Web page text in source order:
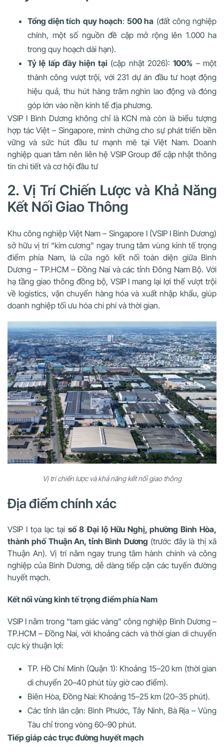
Tổng diện tích quy hoạch:500 ha (đất công nghiệp
chính, một số nguồn đề cập mở rộng lên 1.000 ha
trong quy hoạch dài hạn).
Tỷ lệ lấp đầy hiện tại(cập nhật 2026):100% – một
thành công vượt trội, với 231 dự án đầu tư hoạt động
hiệu quả, thu hút hàng trăm nghìn lao động và đóng
góp lớn vào nền kinh tế địa phương.
VSIP I Bình Dương không chỉ là KCN mà còn là biểu tượng
hợp tác Việt – Singapore, minh chứng cho sự phát triển bền
vững và sức hút đầu tư mạnh mẽ tại Việt Nam. Doanh
nghiệp quan tâm nên liên hệ VSIP Group để cập nhật thông
tin chi tiết và cơ hội đầu tư
2. Vị Trí Chiến Lược và Khả Năng
Kết Nối Giao Thông
Khu công nghiệp Việt Nam – Singapore I (VSIP I Bình Dương)
sở hữu vị trí “kim cương” ngay trung tâm vùng kinh tế trọng
điểm phía Nam, là cửa ngõ kết nối toàn diện giữa Bình
Dương – TP.HCM – Đồng Nai và các tỉnh Đông Nam Bộ. Với
hạ tầng giao thông đồng bộ, VSIP I mang lại lợi thế vượt trội
về logistics, vận chuyển hàng hóa và xuất nhập khẩu, giúp
doanh nghiệp tối ưu hóa chi phí và thời gian.
Vị trí chiến lược và khả năng kết nối giao thông
Địa điểm chính xác
VSIP I tọa lạc tạisố 8 Đại lộ Hữu Nghị, phường Bình Hòa,
thành phố Thuận An, tỉnh Bình Dương (trước đây là thị xã
Thuận An). Vị trí nằm ngay trung tâm hành chính và công
nghiệp của Bình Dương, dễ dàng tiếp cận các tuyến đường
huyết mạch.
Kết nối vùng kinh tế trọng điểm phía Nam
VSIP I nằm trong “tam giác vàng” công nghiệp Bình Dương –
TP.HCM – Đồng Nai, với khoảng cách và thời gian di chuyển
cực kỳ thuận lợi:
TP. Hồ Chí Minh (Quận 1): Khoảng 15–20 km (thời gian
di chuyển 20–40 phút tùy giờ cao điểm).
Biên Hòa, Đồng Nai: Khoảng 15–25 km (20–35 phút).
Các tỉnh lân cận: Bình Phước, Tây Ninh, Bà Rịa – Vũng
Tàu chỉ trong vòng 60–90 phút.
Tiếp giáp các trục đường huyết mạch